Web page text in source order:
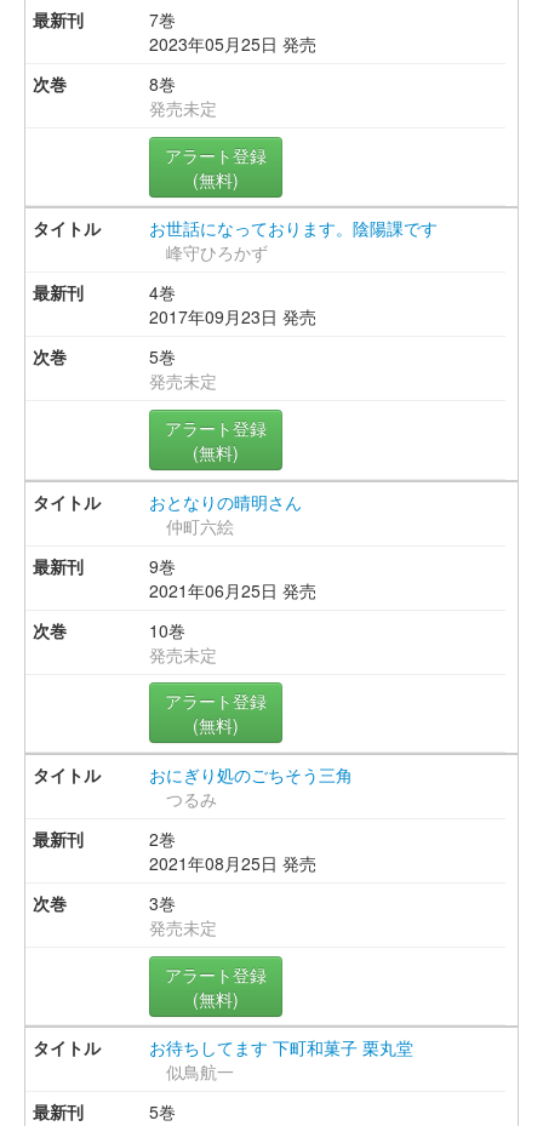
7巻
2023年05月25日 発売
8巻
発売未定
アラート登録
(無料)
お世話になっております。陰陽課です
峰守ひろかず
4巻
2017年09月23日 発売
5巻
発売未定
アラート登録
(無料)
おとなりの晴明さん
仲町六絵
9巻
2021年06月25日 発売
10巻
発売未定
アラート登録
(無料)
おにぎり処のごちそう三角
つるみ
2巻
2021年08月25日 発売
3巻
発売未定
アラート登録
(無料)
お待ちしてます 下町和菓子 栗丸堂
似鳥航一
5巻